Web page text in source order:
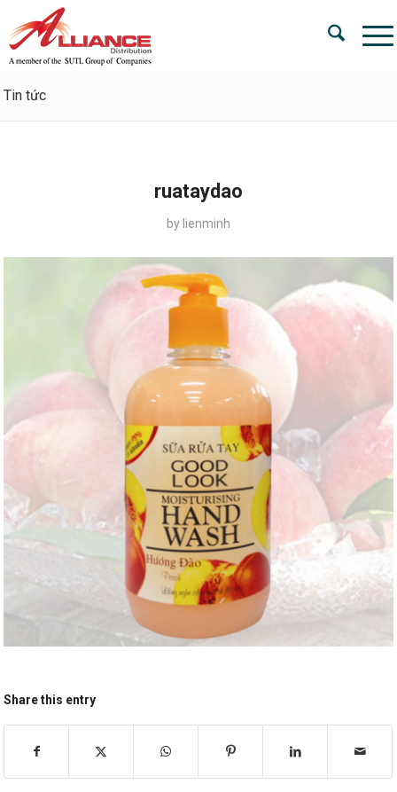
Tin tức
ruataydao
by lienminh
Share this entry